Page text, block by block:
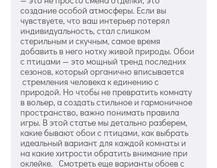
создание особой атмосферы. Если вы
чувствуете, что ваш интерьер потерял
индивидуальность, стал слишком
стерильным и скучным, самое время
добавить в него нотку живой природы. Обои
с птицами — это мощный тренд последних
сезонов, который органично вписывается
стремления человека к единению с
природой. Но чтобы не превратить комнату
в вольер, а создать стильное и гармоничное
пространство, важно понимать правила
игры. В этой статье мы детально разберем,
какие бывают обои с птицами, как выбрать
идеальный вариант для каждой комнаты и
на какие хитрости обратить внимание при
оклейке. Смотреть еще варианты обоев с